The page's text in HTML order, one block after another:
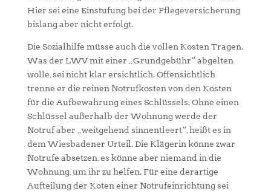
Hier sei eine Einstufung bei der Pflegeversicherung
bislang aber nicht erfolgt.
Die Sozialhilfe müsse auch die vollen Kosten Tragen.
Was der LWV mit einer „Grundgebühr“ abgelten
wolle, sei nicht klar ersichtlich. Offensichtlich
trenne er die reinen Notrufkosten von den Kosten
für die Aufbewahrung eines Schlüssels. Ohne einen
Schlüssel außerhalb der Wohnung werde der
Notruf aber „weitgehend sinnentleert“, heißt es in
dem Wiesbadener Urteil. Die Klägerin könne zwar
Notrufe absetzen, es könne aber niemand in die
Wohnung, um ihr zu helfen. Für eine derartige
Aufteilung der Koten einer Notrufeinrichtung sei